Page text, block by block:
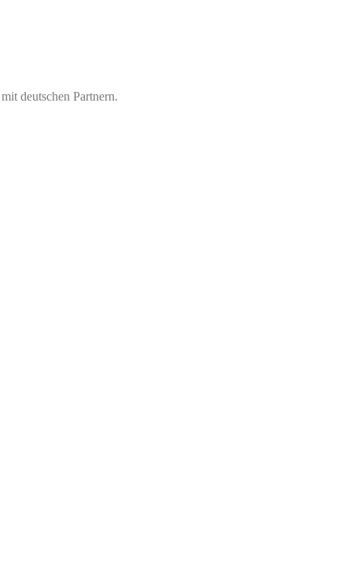
deutschen Partnern.